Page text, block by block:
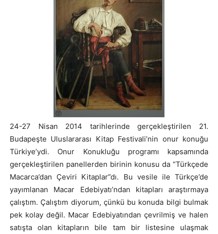
24-27 Nisan 2014 tarihlerinde gerçekleştirilen 21.
Budapeşte Uluslararası Kitap Festivali’nin onur konuğu
Türkiye’ydi. Onur Konukluğu programı kapsamında
gerçekleştirilen panellerden birinin konusu da “Türkçede
Macarca’dan Çeviri Kitaplar”dı. Bu vesile ile Türkçe’de
yayımlanan Macar Edebiyatı’ndan kitapları araştırmaya
çalıştım. Çalıştım diyorum, çünkü bu konuda bilgi bulmak
pek kolay değil. Macar Edebiyatından çevrilmiş ve halen
satışta olan kitapların bile tam bir listesine ulaşmak